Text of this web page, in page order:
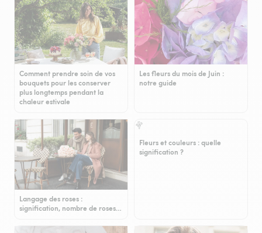
Comment prendre soin de vos
bouquets pour les conserver
plus longtemps pendant la
chaleur estivale
Les fleurs du mois de Juin :
notre guide
Langage des roses :
signification, nombre de roses…
Fleurs et couleurs : quelle
signification ?